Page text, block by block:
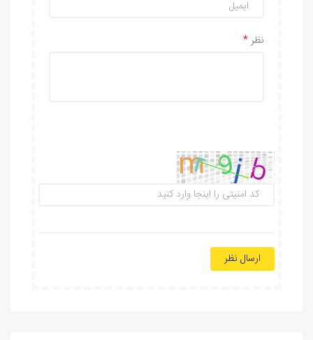
نظر
ارسال نظر